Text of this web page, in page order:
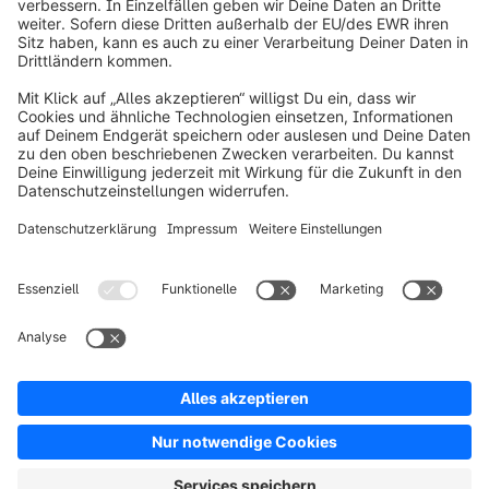
info@shopware.com
Über Shopware
Produkt
Entwickler